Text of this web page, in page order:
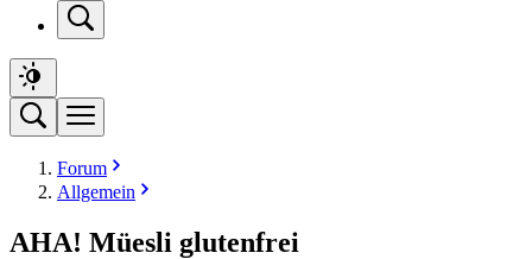
Forum
Allgemein
AHA! Müesli glutenfrei